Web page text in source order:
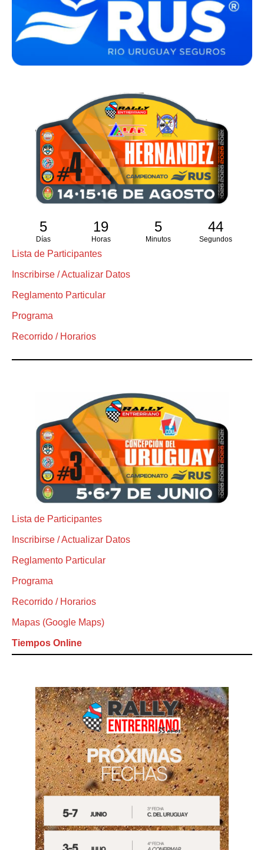
5
Días
19
Horas
5
Minutos
43
Segundos
Lista de Participantes
Inscribirse / Actualizar Datos
Reglamento Particular
Programa
Recorrido / Horarios
Lista de Participantes
Inscribirse / Actualizar Datos
Reglamento Particular
Programa
Recorrido / Horarios
Mapas (Google Maps)
Tiempos Online